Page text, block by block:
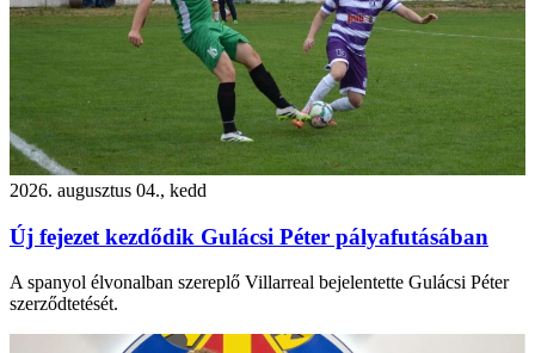
2026. augusztus 04., kedd
Új fejezet kezdődik Gulácsi Péter pályafutásában
A spanyol élvonalban szereplő Villarreal bejelentette Gulácsi Péter
szerződtetését.